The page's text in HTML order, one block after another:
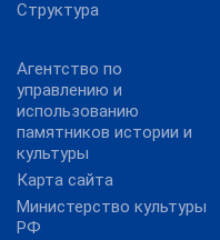
Структура
Агентство по
управлению и
использованию
памятников истории и
культуры
Карта сайта
Министерство культуры
РФ